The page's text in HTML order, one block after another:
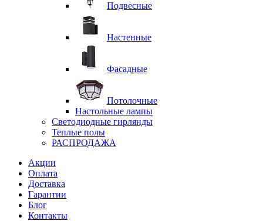
Подвесные
Настенные
Фасадные
Потолочные
Настольные лампы
Светодиодные гирлянды
Теплые полы
РАСПРОДАЖА
Акции
Оплата
Доставка
Гарантии
Блог
Контакты